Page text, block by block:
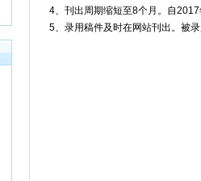
4、刊出周期缩短至8个月。自
5、录用稿件及时在网站刊出。被